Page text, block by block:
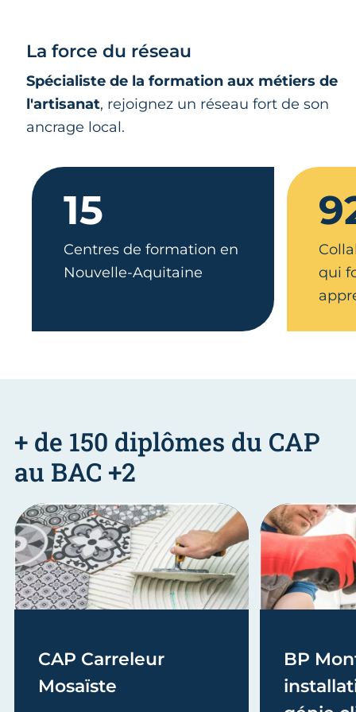
La force du réseau
Spécialiste de la formation aux métiers de
l'artisanat, rejoignez un réseau fort de son
ancrage local.
15
Centres de formation en
Nouvelle-Aquitaine
qui
+ de 150 diplômes du CAP
au BAC +2
CAP Carreleur
Mosaïste
BP